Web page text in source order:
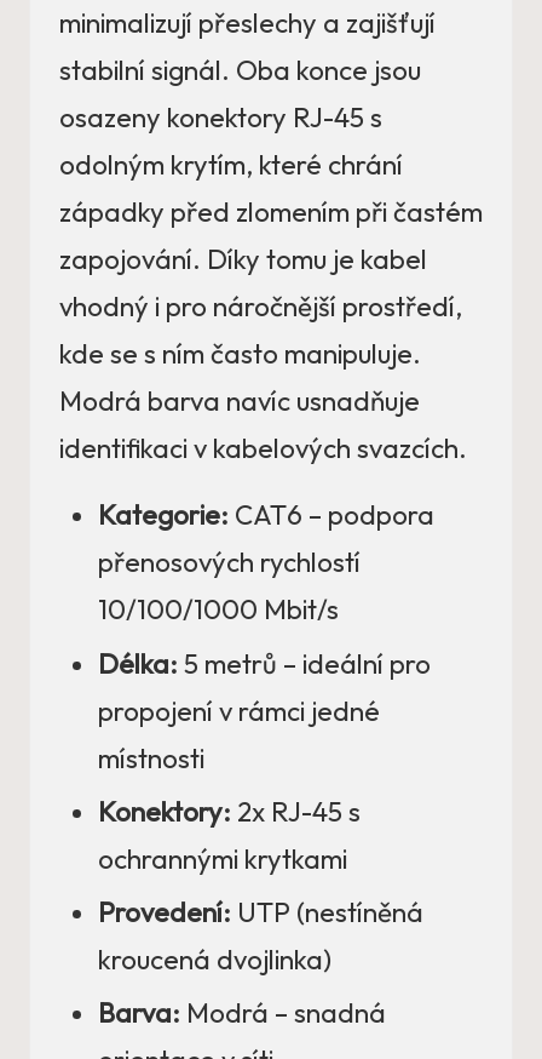
minimalizují přeslechy a zajišťují
stabilní signál. Oba konce jsou
osazeny konektory RJ-45 s
odolným krytím, které chrání
západky před zlomením při častém
zapojování. Díky tomu je kabel
vhodný i pro náročnější prostředí,
kde se s ním často manipuluje.
Modrá barva navíc usnadňuje
identifikaci v kabelových svazcích.
Kategorie: CAT6 – podpora
přenosových rychlostí
10/100/1000 Mbit/s
Délka: 5 metrů – ideální pro
propojení v rámci jedné
místnosti
Konektory: 2x RJ-45 s
ochrannými krytkami
Provedení: UTP (nestíněná
kroucená dvojlinka)
Barva: Modrá – snadná